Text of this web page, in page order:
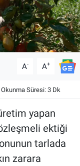
A- A+
Okunma Süresi: 3 Dk
yapan
ektiği
tarlada
zarara